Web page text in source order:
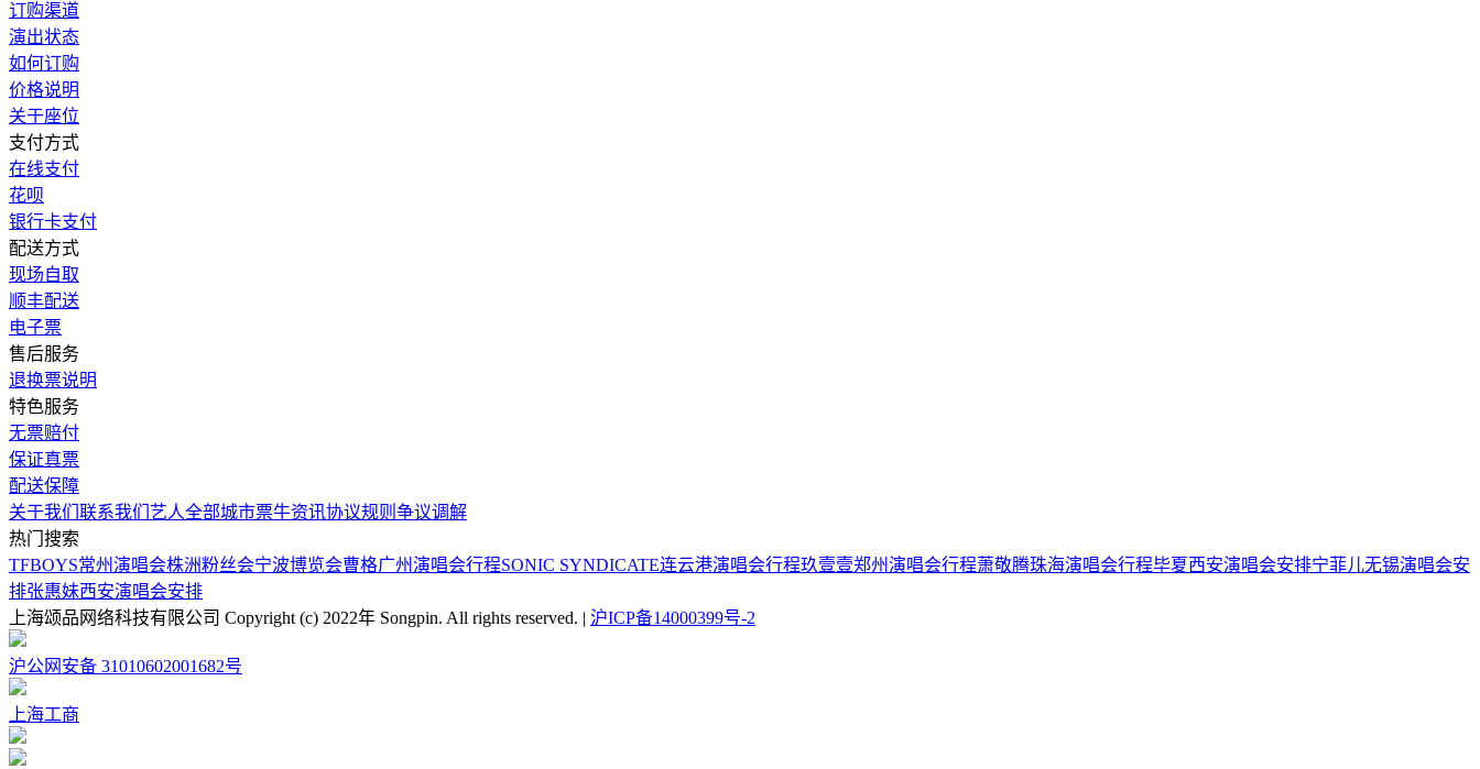
订购渠道
演出状态
如何订购
价格说明
关于座位
支付方式
在线支付
花呗
银行卡支付
配送方式
现场自取
顺丰配送
电子票
售后服务
退换票说明
特色服务
无票赔付
保证真票
配送保障
关于我们 联系我们 艺人全部城市票牛资讯协议规则 争议调解
热门搜索
TFBOYS常州演唱会株洲粉丝会宁波博览会曹格广州演唱会行程SONIC SYNDICATE连云港演唱会行程玖壹壹郑州演唱会行程萧敬腾珠海演唱会行程毕夏西安演唱会安排宁菲儿无锡演唱会安
排张惠妹西安演唱会安排
上海颂品网络科技有限公司 Copyright (c) 2022年 Songpin. All rights reserved. | 沪ICP备14000399号-2
沪公网安备 31010602001682号
上海工商